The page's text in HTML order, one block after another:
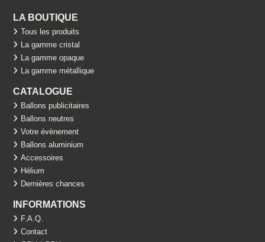
LA BOUTIQUE
Tous les produits
La gamme cristal
La gamme opaque
La gamme métallique
CATALOGUE
Ballons publicitaires
Ballons neutres
Votre évènement
Ballons aluminium
Accessoires
Hélium
Dernières chances
INFORMATIONS
F.A.Q.
Contact